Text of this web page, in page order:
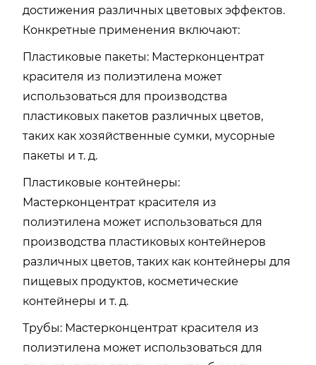
достижения различных цветовых эффектов.
Конкретные применения включают:
Пластиковые пакеты: Мастерконцентрат
красителя из полиэтилена может
использоваться для производства
пластиковых пакетов различных цветов,
таких как хозяйственные сумки, мусорные
пакеты и т. д.
Пластиковые контейнеры:
Мастерконцентрат красителя из
полиэтилена может использоваться для
производства пластиковых контейнеров
различных цветов, таких как контейнеры для
пищевых продуктов, косметические
контейнеры и т. д.
Трубы: Мастерконцентрат красителя из
полиэтилена может использоваться для